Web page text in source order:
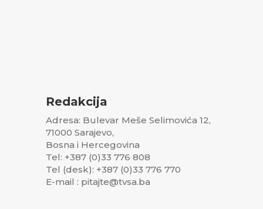
Redakcija
Adresa: Bulevar Meše Selimovića 12,
71000 Sarajevo,
Bosna i Hercegovina
Tel: +387 (0)33 776 808
Tel (desk): +387 (0)33 776 770
E-mail : pitajte@tvsa.ba